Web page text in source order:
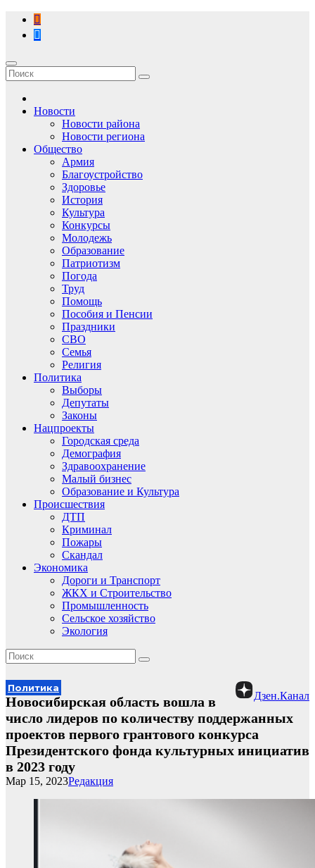
Перейти
содержимому
Новости
Новости района
Новости региона
Общество
Армия
Благоустройство
Здоровье
История
Культура
Конкурсы
Молодежь
Образование
Патриотизм
Погода
Труд
Помощь
Пособия и Пенсии
Праздники
СВО
Семья
Религия
Политика
Выборы
Депутаты
Законы
Нацпроекты
Городская среда
Демография
Здравоохранение
Малый бизнес
Образование и Культура
Происшествия
ДТП
Криминал
Пожары
Скандал
Экономика
Дороги и Транспорт
ЖКХ и Строительство
Промышленность
Сельское хозяйство
Экология
Политика
Дзен.Канал
Новосибирская область вошла в
число лидеров по количеству поддержанных
проектов первого грантового конкурса
Президентского фонда культурных инициатив
в 2023 году
Редакция
Мар 15, 2023